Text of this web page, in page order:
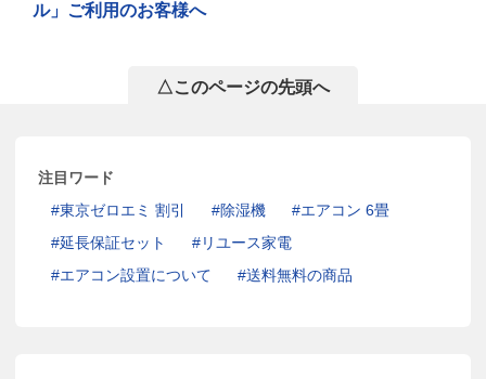
ル」ご利用のお客様へ
△このページの先頭へ
注目ワード
東京ゼロエミ 割引
除湿機
エアコン 6畳
延長保証セット
リユース家電
エアコン設置について
送料無料の商品